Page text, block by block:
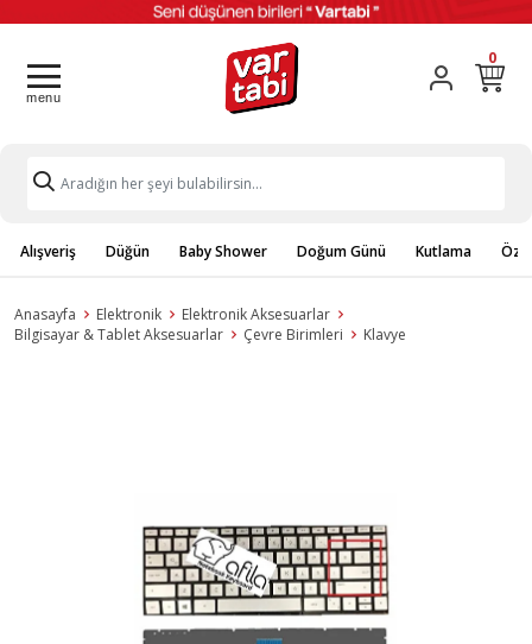
0
Alışveriş Düğün Baby Shower Doğum Günü Kutlama
Anasayfa Elektronik
Elektronik Aksesuarlar
Bilgisayar & Tablet Aksesuarlar
Çevre Birimleri Klavye